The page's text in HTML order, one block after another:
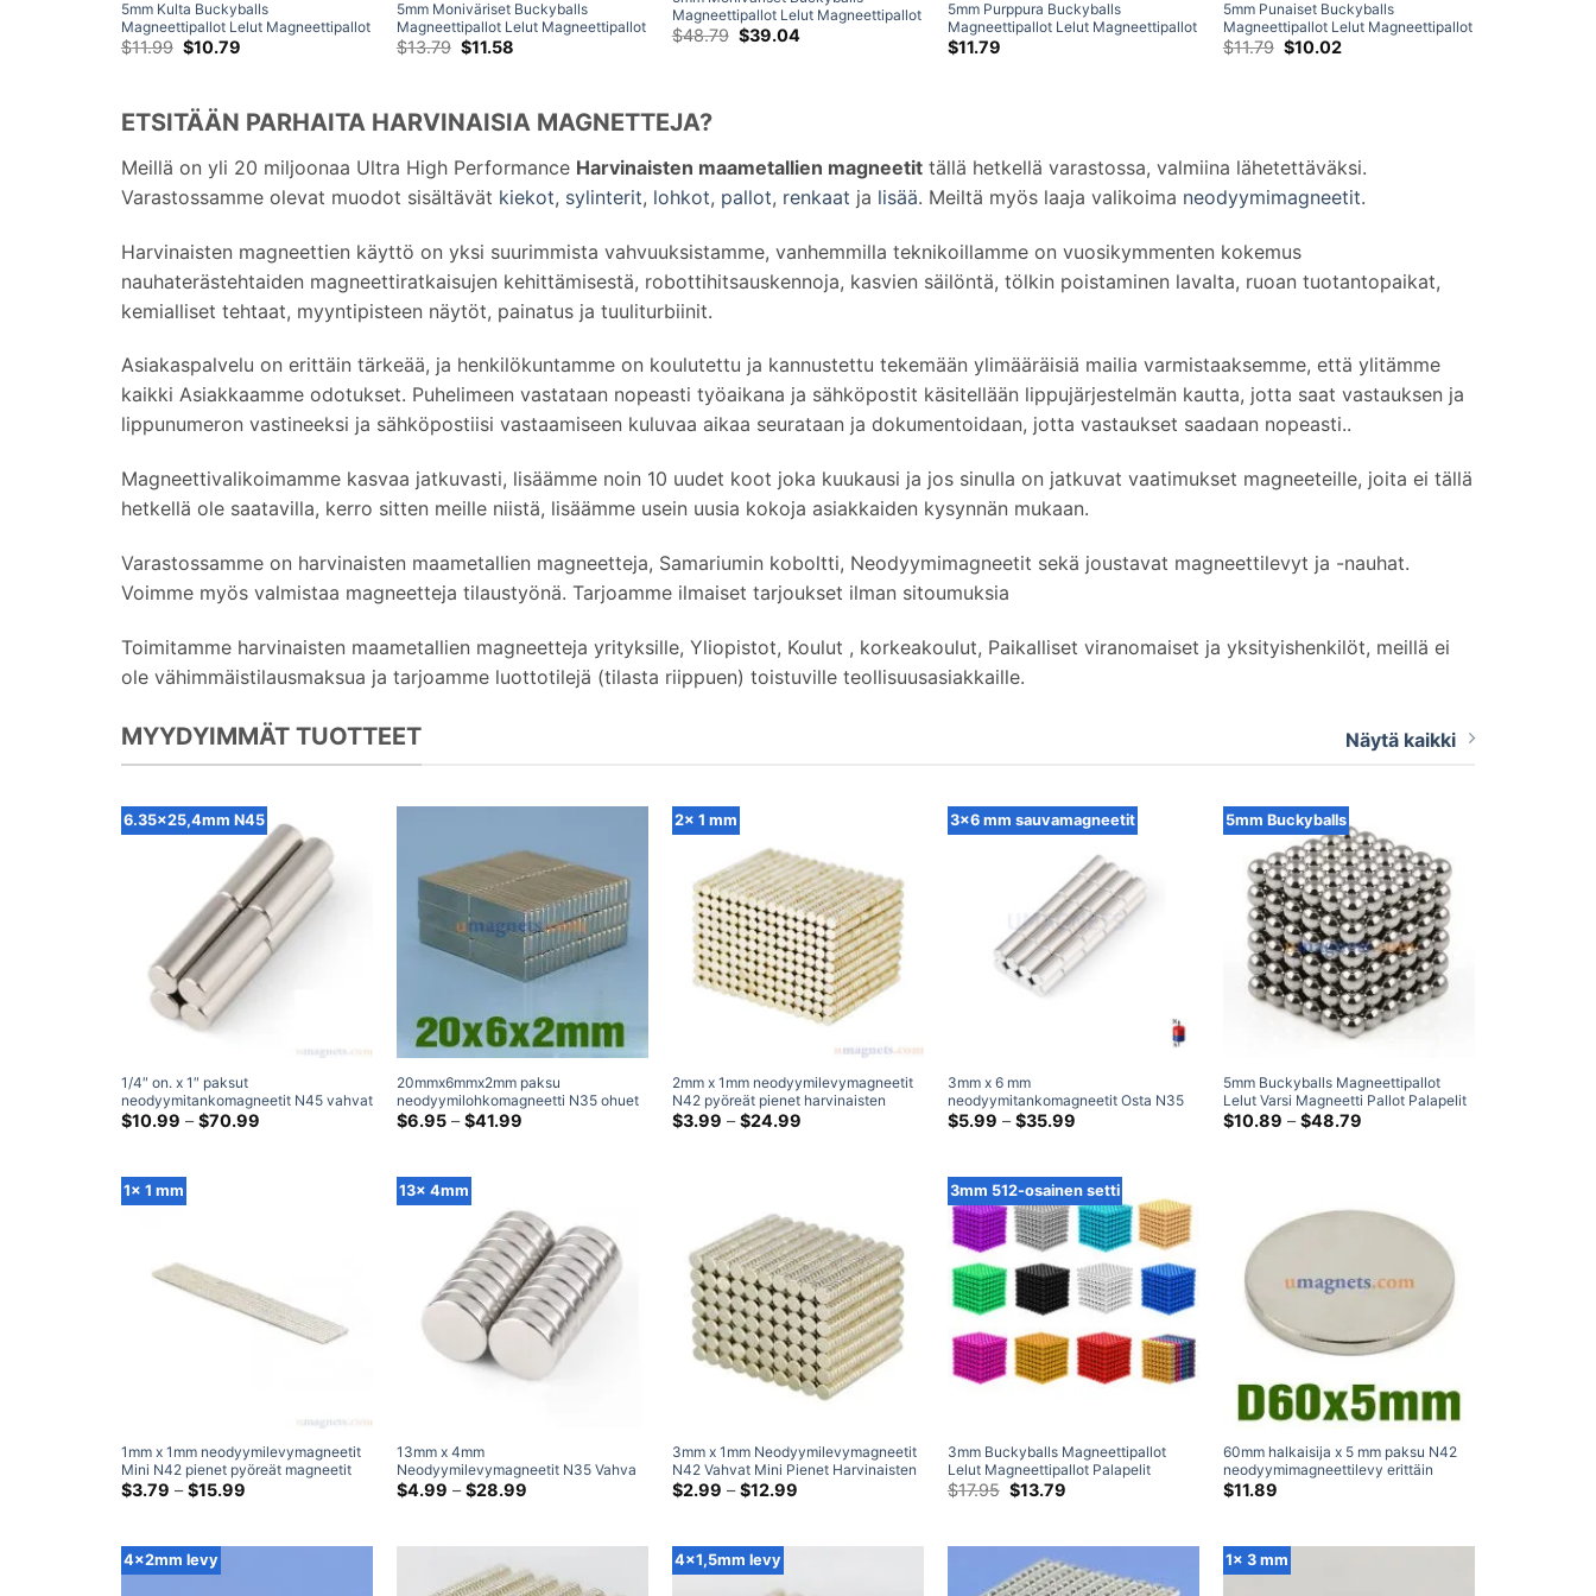
5mm Kulta Buckyballs
Magneettipallot Lelut Magneettipallot
Palapelit N42 Pallo
$11.99 Alkuperäinen
hinta
$10.79
5mm Moniväriset Buckyballs
Magneettipallot Lelut Magneettipallot
Palapelit Neodyymipallomagneetit
$13.79 Alkuperäinen
hinta
$11.58
Magneettipallot Lelut Magneettipallot
Palapelit Neodyymipallomagneetit
$48.79 Alkuperäinen
hinta
$39.04Nykyinen
5mm Purppura Buckyballs
Magneettipallot Lelut Magneettipallot
Palapelit N42 Palloiset
$11.79
5mm Punaiset Buckyballs
Magneettipallot Lelut Magneettipallot
Palapelit N42 Palloiset
$11.79 Alkuperäinen
hinta
$10.02Nykyinen
ETSITÄÄN PARHAITA HARVINAISIA MAGNETTEJA?
Meillä on yli 20 miljoonaa Ultra High Performance Harvinaisten maametallien magneetit tällä hetkellä varastossa, valmiina lähetettäväksi.
Varastossamme olevat muodot sisältävät kiekot, sylinterit, lohkot, pallot, renkaat ja lisää. Meiltä myös laaja valikoima neodyymimagneetit.
Harvinaisten magneettien käyttö on yksi suurimmista vahvuuksistamme, vanhemmilla teknikoillamme on vuosikymmenten kokemus
nauhaterästehtaiden magneettiratkaisujen kehittämisestä, robottihitsauskennoja, kasvien säilöntä, tölkin poistaminen lavalta, ruoan tuotantopaikat,
kemialliset tehtaat, myyntipisteen näytöt, painatus ja tuuliturbiinit.
Asiakaspalvelu on erittäin tärkeää, ja henkilökuntamme on koulutettu ja kannustettu tekemään ylimääräisiä mailia varmistaaksemme, että ylitämme
kaikki Asiakkaamme odotukset. Puhelimeen vastataan nopeasti työaikana ja sähköpostit käsitellään lippujärjestelmän kautta, jotta saat vastauksen ja
lippunumeron vastineeksi ja sähköpostiisi vastaamiseen kuluvaa aikaa seurataan ja dokumentoidaan, jotta vastaukset saadaan nopeasti..
Magneettivalikoimamme kasvaa jatkuvasti, lisäämme noin 10 uudet koot joka kuukausi ja jos sinulla on jatkuvat vaatimukset magneeteille, joita ei tällä
hetkellä ole saatavilla, kerro sitten meille niistä, lisäämme usein uusia kokoja asiakkaiden kysynnän mukaan.
Varastossamme on harvinaisten maametallien magneetteja, Samariumin koboltti, Neodyymimagneetit sekä joustavat magneettilevyt ja -nauhat.
Voimme myös valmistaa magneetteja tilaustyönä. Tarjoamme ilmaiset tarjoukset ilman sitoumuksia
Toimitamme harvinaisten maametallien magneetteja yrityksille, Yliopistot, Koulut , korkeakoulut, Paikalliset viranomaiset ja yksityishenkilöt, meillä ei
ole vähimmäistilausmaksua ja tarjoamme luottotilejä (tilasta riippuen) toistuville teollisuusasiakkaille.
MYYDYIMMÄT TUOTTEET Näytä kaikki
6.35x25,4mm N45
1/4″ on. x 1″ paksut
neodyymitankomagneetit N45 vahvat
harvinaisten maametallien
$10.99 – $70.99Hintaluokka:
20mmx6mmx2mm paksu
neodyymilohkomagneetti N35 ohuet
magneetit erittäin vahvat
$6.95 – $41.99Hintaluokka:
2x 1 mm
2mm x 1mm neodyymilevymagneetit
N42 pyöreät pienet harvinaisten
maametallien erittäin ohuet pienet
$3.99 – $24.99Hintaluokka:
3x6 mm sauvamagneetit
3mm x 6 mm
neodyymitankomagneetit Osta N35
vahva pieni harvinaisten
$5.99 – $35.99Hintaluokka:
5mm Buckyballs
5mm Buckyballs Magneettipallot
Lelut Varsi Magneetti Pallot Palapelit
N35 Pallo Neodyymi Magneetit
$10.89 – $48.79Hintaluokka:
1x 1 mm
1mm x 1mm neodyymilevymagneetit
Mini N42 pienet pyöreät magneetit
Pienet harvinaiset
$3.79 – $15.99Hintaluokka:
13x 4mm
13mm x 4mm
Neodyymilevymagneetit N35 Vahva
harvinaisten maametallien litteä
$4.99 – $28.99Hintaluokka:
3mm x 1mm Neodyymilevymagneetit
N42 Vahvat Mini Pienet Harvinaisten
Maametallien Pyöreät Magneetit
$2.99 – $12.99Hintaluokka:
3mm 512-osainen setti
3mm Buckyballs Magneettipallot
Lelut Magneettipallot Palapelit
Neodyymipallomagneetit 512-
$17.95 Alkuperäinen
$13.79
60mm halkaisija x 5 mm paksu N42
neodyymimagneettilevy erittäin
vahvat harvinaisten maametallien
$11.89
4x2mm levy 4x1,5mm levy 1x 3 mm